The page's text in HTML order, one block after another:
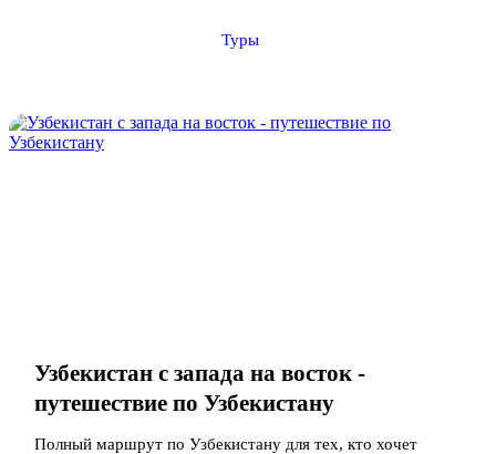
Туры
Узбекистан с запада на восток -
путешествие по Узбекистану
Полный маршрут по Узбекистану для тех, кто хочет